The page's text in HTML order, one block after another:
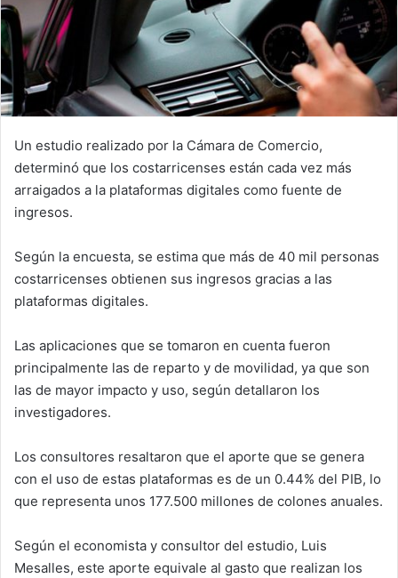
Un estudio realizado por la Cámara de Comercio,
determinó que los costarricenses están cada vez más
arraigados a la plataformas digitales como fuente de
ingresos.
Según la encuesta, se estima que más de 40 mil personas
costarricenses obtienen sus ingresos gracias a las
plataformas digitales.
Las aplicaciones que se tomaron en cuenta fueron
principalmente las de reparto y de movilidad, ya que son
las de mayor impacto y uso, según detallaron los
investigadores.
Los consultores resaltaron que el aporte que se genera
con el uso de estas plataformas es de un 0.44% del PIB, lo
que representa unos 177.500 millones de colones anuales.
Según el economista y consultor del estudio, Luis
Mesalles, este aporte equivale al gasto que realizan los